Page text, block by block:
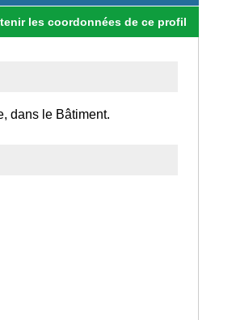
les coordonnées de ce profil
dans le Bâtiment.